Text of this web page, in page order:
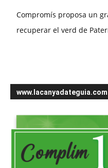
Compromís proposa un
recuperar el verd de
www.lacanyadateguia.com